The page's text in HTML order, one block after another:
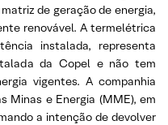
de geração de energia,
renovável. A termelétrica
instalada, representa
da Copel e não tem
vigentes. A companhia
Minas e Energia (MME), em
a intenção de devolver